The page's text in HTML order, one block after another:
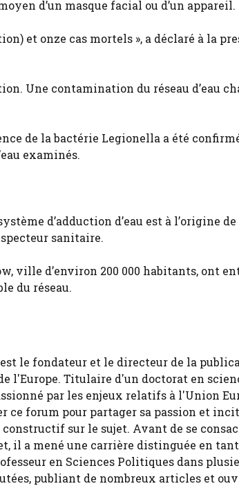
d’un masque facial ou d’un appareil.
et onze cas mortels », a déclaré à la
Une contamination du réseau d’eau
de la bactérie Legionella a été
examinés.
d’adduction d’eau est à l’origine
sanitaire.
ville d’environ 200 000 habitants, ont
du réseau.
le fondateur et le directeur de la
l'Europe. Titulaire d'un doctorat en
par les enjeux relatifs à l'Union
ce forum pour partager sa passion et
sur le sujet. Avant de se
il a mené une carrière distinguée en
en Sciences Politiques dans
publiant de nombreux articles et